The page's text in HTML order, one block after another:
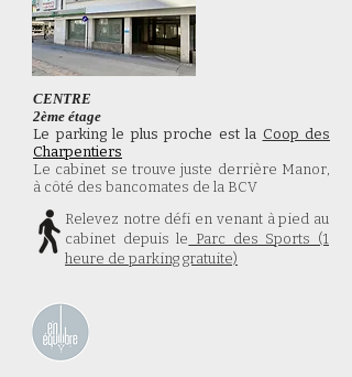
CENTRE
2ème étage
Le parking le plus proche est la Coop des
Charpentiers
Le cabinet se trouve juste derrière Manor,
à côté des bancomates de la BCV
Relevez notre défi en venant à pied au
cabinet depuis le Parc des Sports (1
heure de parking gratuite)